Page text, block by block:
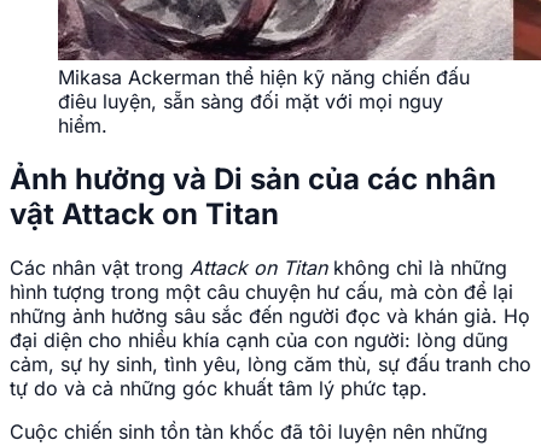
Mikasa Ackerman thể hiện kỹ năng chiến đấu
điêu luyện, sẵn sàng đối mặt với mọi nguy
hiểm.
Ảnh hưởng và Di sản của các nhân
vật Attack on Titan
Các nhân vật trong Attack on Titankhông chỉ là những
hình tượng trong một câu chuyện hư cấu, mà còn để lại
những ảnh hưởng sâu sắc đến người đọc và khán giả. Họ
đại diện cho nhiều khía cạnh của con người: lòng dũng
cảm, sự hy sinh, tình yêu, lòng căm thù, sự đấu tranh cho
tự do và cả những góc khuất tâm lý phức tạp.
Cuộc chiến sinh tồn tàn khốc đã tôi luyện nên những